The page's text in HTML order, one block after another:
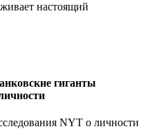
настоящий
гиганты
NYT о личности